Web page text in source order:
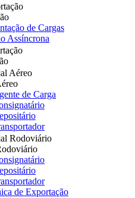
de Cargas
Assíncrona
Aéreo
de Carga
Rodoviário
de Exportação